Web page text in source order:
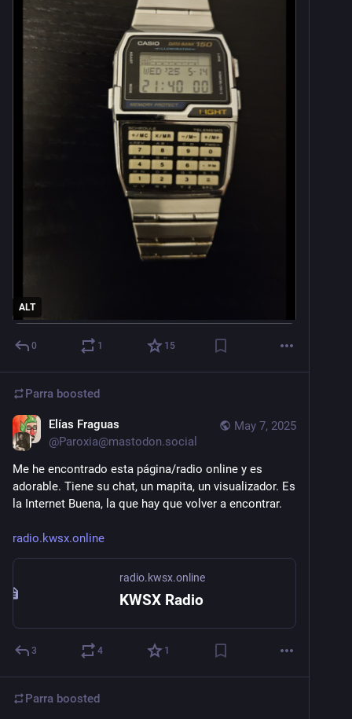
ALT
0 1 15
Parra boosted
May 7, 2025
Elías Fraguas
@Paroxia@mastodon.social
Me he encontrado esta página/radio online y es
adorable. Tiene su chat, un mapita, un visualizador. Es
la Internet Buena, la que hay que volver a encontrar.
radio.kwsx.online
radio.kwsx.online
KWSX Radio
3 4 1
Parra boosted